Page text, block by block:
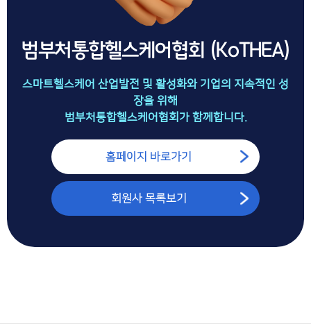
범부처통합헬스케어협회 (KoTHEA)
스마트헬스케어 산업발전 및 활성화와 기업의 지속적인 성
장을 위해
범부처통합헬스케어협회가 함께합니다.
홈페이지 바로가기
회원사 목록보기